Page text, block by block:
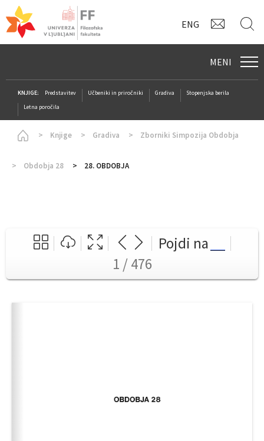
ENG
MENI
KNJIGE: Predstavitev Učbeniki in priročniki Gradiva
Stopenjska berila
Letna poročila
Homepage
Knjige Gradiva Zborniki Simpozija Obdobja
Obdobja 28 28. OBDOBJA
Pojdi na
1 / 476